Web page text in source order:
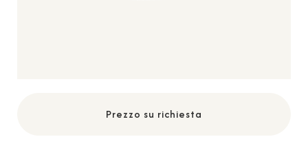
Prezzo su richiesta